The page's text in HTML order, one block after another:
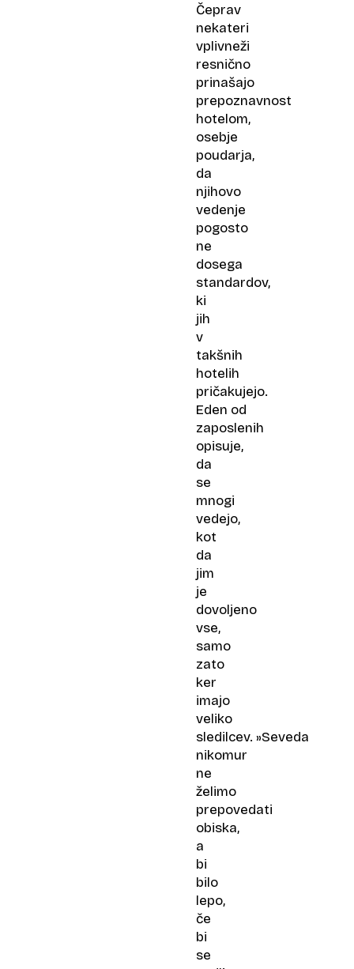
Čeprav
nekateri
vplivneži
resnično
prinašajo
prepoznavnost
hotelom,
osebje
poudarja,
da
njihovo
vedenje
pogosto
ne
dosega
standardov,
ki
jih
v
takšnih
hotelih
pričakujejo.
Eden od
zaposlenih
opisuje,
da
se
mnogi
vedejo,
kot
da
jim
je
dovoljeno
vse,
samo
zato
ker
imajo
veliko
sledilcev. »Seveda
nikomur
ne
želimo
prepovedati
obiska,
a
bi
bilo
lepo,
če
bi
se